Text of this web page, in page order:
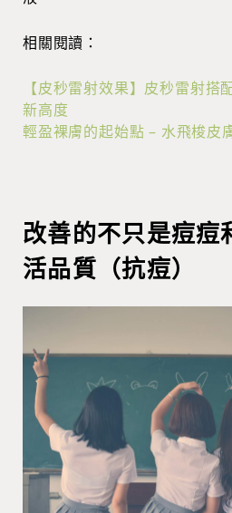
相關閱讀：
【皮秒雷射效果】皮秒雷射搭
新高度
輕盈裸膚的起始點 – 水飛梭皮
改善的不只是痘痘
活品質（抗痘）